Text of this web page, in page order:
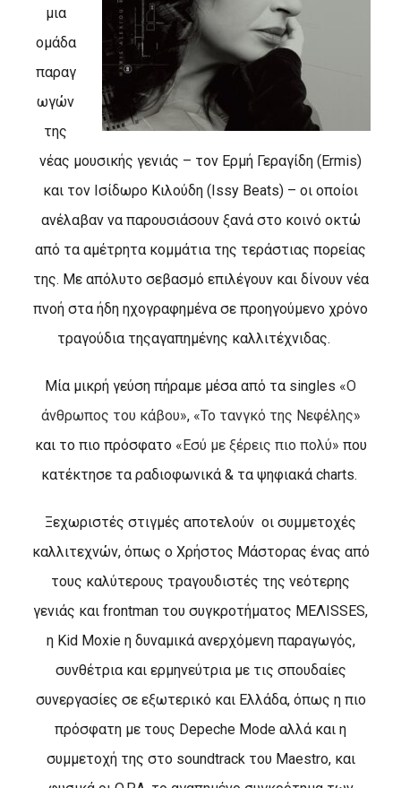
μια
ομάδα
παραγ
ωγών
της
νέας μουσικής γενιάς – τον Ερμή Γεραγίδη (Ermis)
και τον Ισίδωρο Κιλούδη (Issy Beats) – οι οποίοι
ανέλαβαν να παρουσιάσουν ξανά στο κοινό οκτώ
από τα αμέτρητα κομμάτια της τεράστιας πορείας
της. Με απόλυτο σεβασμό επιλέγουν και δίνουν νέα
πνοή στα ήδη ηχογραφημένα σε προηγούμενο χρόνο
τραγούδια τηςαγαπημένης καλλιτέχνιδας.
Μία μικρή γεύση πήραμε μέσα από τα singles «Ο
άνθρωπος του κάβου», «Το τανγκό της Νεφέλης»
και το πιο πρόσφατο «Εσύ με ξέρεις πιο πολύ» που
κατέκτησε τα ραδιοφωνικά & τα ψηφιακά charts.
Ξεχωριστές στιγμές αποτελούν οι συμμετοχές
καλλιτεχνών, όπως ο Χρήστος Μάστορας ένας από
τους καλύτερους τραγουδιστές της νεότερης
γενιάς και frontman του συγκροτήματος MEΛΙSSES,
ηKid Moxie η δυναμικά ανερχόμενη παραγωγός,
συνθέτρια και ερμηνεύτρια με τις σπουδαίες
συνεργασίες σε εξωτερικό και Ελλάδα, όπως η πιο
πρόσφατη με τους Depeche Mode αλλά και η
συμμετοχή της στοsoundtrack του Maestro, και